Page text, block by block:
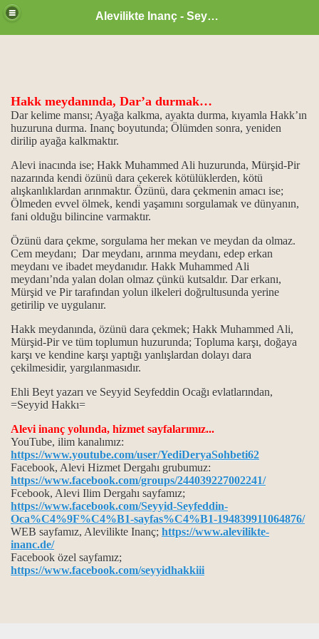
Alevilikte Inanç - Seyyid Hakkı
Hakk meydanında, Dar’a durmak…
Dar kelime mansı; Ayağa kalkma, ayakta durma, kıyamla Hakk’ın
huzuruna durma. Inanç boyutunda; Ölümden sonra, yeniden
dirilip ayağa kalkmaktır.
Alevi inacında ise; Hakk Muhammed Ali huzurunda, Mürşid-Pir
nazarında kendi özünü dara çekerek kötülüklerden, kötü
alışkanlıklardan arınmaktır. Özünü, dara çekmenin amacı ise;
Ölmeden evvel ölmek, kendi yaşamını sorgulamak ve dünyanın,
fani olduğu bilincine varmaktır.
Özünü dara çekme, sorgulama her mekan ve meydan da olmaz.
Cem meydanı; Dar meydanı, arınma meydanı, edep erkan
meydanı ve ibadet meydanıdır. Hakk Muhammed Ali
meydanı’nda yalan dolan olmaz çünkü kutsaldır. Dar erkanı,
Mürşid ve Pir tarafından yolun ilkeleri doğrultusunda yerine
getirilip ve uygulanır.
Hakk meydanında, özünü dara çekmek; Hakk Muhammed Ali,
Mürşid-Pir ve tüm toplumun huzurunda; Topluma karşı, doğaya
karşı ve kendine karşı yaptığı yanlışlardan dolayı dara
çekilmesidir, yargılanmasıdır.
Ehli Beyt yazarı ve Seyyid Seyfeddin Ocağı evlatlarından,
=Seyyid Hakkı=
Alevi inanç yolunda, hizmet sayfalarımız...
YouTube, ilim kanalımız:
https://www.youtube.com/user/YediDeryaSohbeti62
Facebook, Alevi Hizmet Dergahı grubumuz:
https://www.facebook.com/groups/244039227002241/
Fcebook, Alevi Ilim Dergahı sayfamız;
https://www.facebook.com/Seyyid-Seyfeddin-
Oca%C4%9F%C4%B1-sayfas%C4%B1-194839911064876/
WEB sayfamız, Alevilikte Inanç; https://www.alevilikte-
inanc.de/
Facebook özel sayfamız;
https://www.facebook.com/seyyidhakkiii
önemi
işlevi...
din kitapları
ile önemi…
gösterilmiştir...